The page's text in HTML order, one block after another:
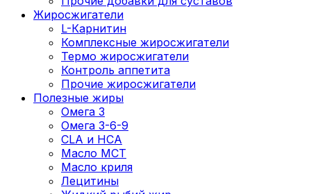
Жиросжигатели
L-Карнитин
Комплексные жиросжигатели
Термо жиросжигатели
Контроль аппетита
Прочие жиросжигатели
Полезные жиры
Омега 3
Омега 3-6-9
CLA и HCA
Масло МСТ
Масло криля
Лецитины